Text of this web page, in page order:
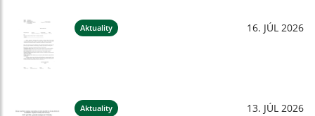
Aktuality 16. JÚL 2026
Aktuality 13. JÚL 2026